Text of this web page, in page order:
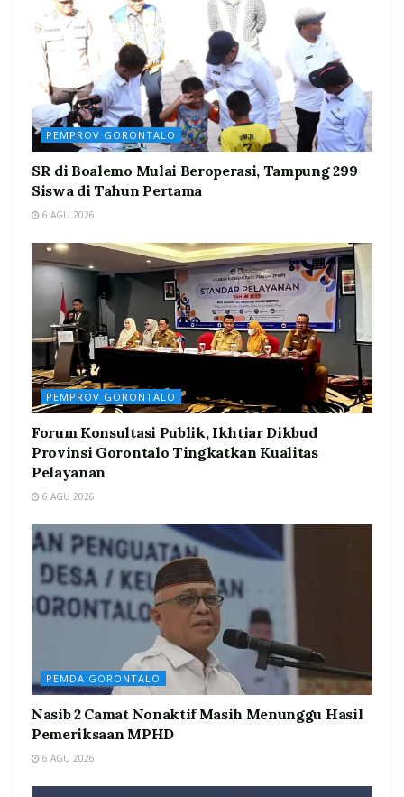
PEMPROV GORONTALO
SR di Boalemo Mulai Beroperasi, Tampung 299
Siswa di Tahun Pertama
6 AGU 2026
PEMPROV GORONTALO
Forum Konsultasi Publik, Ikhtiar Dikbud
Provinsi Gorontalo Tingkatkan Kualitas
Pelayanan
6 AGU 2026
PEMDA GORONTALO
Nasib 2 Camat Nonaktif Masih Menunggu Hasil
Pemeriksaan MPHD
6 AGU 2026